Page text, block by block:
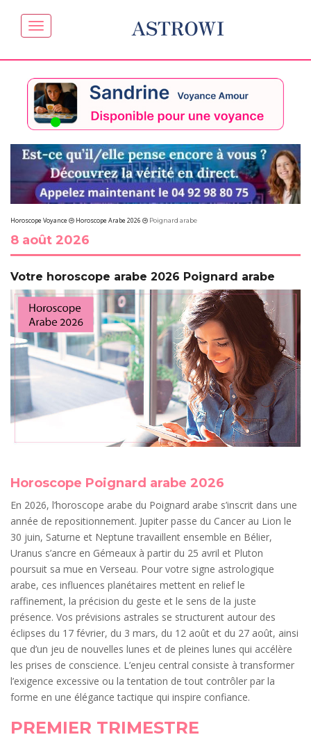
ASTROWI
Horoscope Voyance Horoscope Arabe 2026 Poignard arabe
8 août 2026
Votre horoscope arabe 2026 Poignard arabe
Horoscope Poignard arabe 2026
En 2026, l’horoscope arabe du Poignard arabe s’inscrit dans une
année de repositionnement. Jupiter passe du Cancer au Lion le
30 juin, Saturne et Neptune travaillent ensemble en Bélier,
Uranus s’ancre en Gémeaux à partir du 25 avril et Pluton
poursuit sa mue en Verseau. Pour votre signe astrologique
arabe, ces influences planétaires mettent en relief le
raffinement, la précision du geste et le sens de la juste
présence. Vos prévisions astrales se structurent autour des
éclipses du 17 février, du 3 mars, du 12 août et du 27 août, ainsi
que d’un jeu de nouvelles lunes et de pleines lunes qui accélère
les prises de conscience. L’enjeu central consiste à transformer
l’exigence excessive ou la tentation de tout contrôler par la
forme en une élégance tactique qui inspire confiance.
PREMIER TRIMESTRE